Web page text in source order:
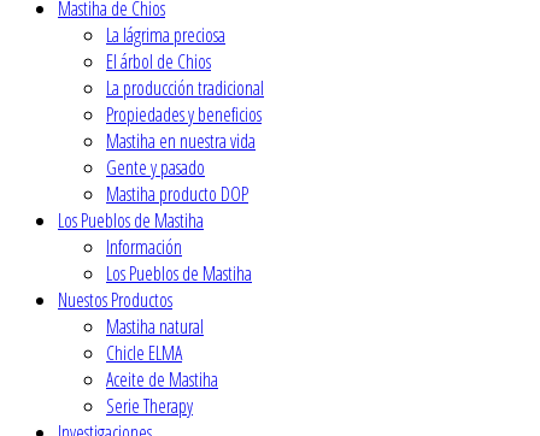
Mastiha de Chios
La lágrima preciosa
El árbol de Chios
La producción tradicional
Propiedades y beneficios
Mastiha en nuestra vida
Gente y pasado
Mastiha producto DOP
Los Pueblos de Mastiha
Ιnformación
Los Pueblos de Mastiha
Nuestos Productos
Mastiha natural
Chicle ELMA
Aceite de Mastiha
Serie Therapy